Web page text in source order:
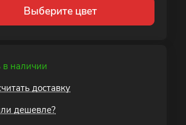
Выберите цвет
в наличии
доставку
дешевле?